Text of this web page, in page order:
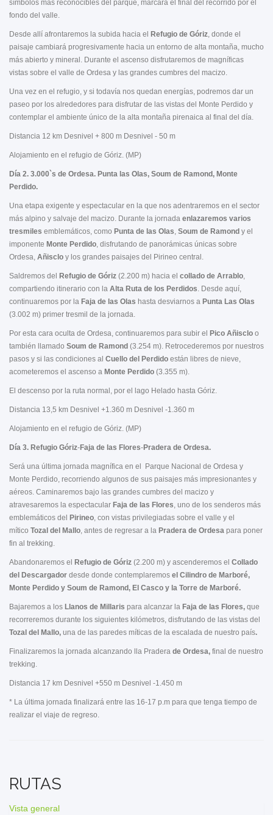
símbolos más reconocibles del parque, marcará el final del recorrido por el
fondo del valle.
Desde allí afrontaremos la subida hacia el Refugio de Góriz, donde el
paisaje cambiará progresivamente hacia un entorno de alta montaña, mucho
más abierto y mineral. Durante el ascenso disfrutaremos de magníficas
vistas sobre el valle de Ordesa y las grandes cumbres del macizo.
Una vez en el refugio, y si todavía nos quedan energías, podremos dar un
paseo por los alrededores para disfrutar de las vistas del Monte Perdido y
contemplar el ambiente único de la alta montaña pirenaica al final del día.
Distancia 12 km Desnivel + 800 m Desnivel - 50 m
Alojamiento en el refugio de Góriz. (MP)
Día 2. 3.000`s de Ordesa. Punta las Olas, Soum de Ramond, Monte
Perdido.
Una etapa exigente y espectacular en la que nos adentraremos en el sector
más alpino y salvaje del macizo. Durante la jornada enlazaremos varios
tresmiles emblemáticos, como Punta de las Olas, Soum de Ramond y el
imponente Monte Perdido, disfrutando de panorámicas únicas sobre
Ordesa, Añisclo y los grandes paisajes del Pirineo central.
Saldremos del Refugio de Góriz (2.200 m) hacia el collado de Arrablo,
compartiendo itinerario con la Alta Ruta de los Perdidos. Desde aquí,
continuaremos por la Faja de las Olas hasta desviarnos a Punta Las Olas
(3.002 m) primer tresmil de la jornada.
Por esta cara oculta de Ordesa, continuaremos para subir el Pico Añisclo o
también llamado Soum de Ramond (3.254 m). Retrocederemos por nuestros
pasos y si las condiciones al Cuello del Perdido están libres de nieve,
acometeremos el ascenso a Monte Perdido (3.355 m).
El descenso por la ruta normal, por el lago Helado hasta Góriz.
Distancia 13,5 km Desnivel +1.360 m Desnivel -1.360 m
Alojamiento en el refugio de Góriz. (MP)
Día 3. Refugio Góriz-Faja de las Flores-Pradera de Ordesa.
Será una última jornada magnífica en el Parque Nacional de Ordesa y
Monte Perdido, recorriendo algunos de sus paisajes más impresionantes y
aéreos. Caminaremos bajo las grandes cumbres del macizo y
atravesaremos la espectacular Faja de las Flores, uno de los senderos más
emblemáticos del
Pirineo, con vistas privilegiadas sobre el valle y el
mítico Tozal del Mallo, antes de regresar a la Pradera de Ordesa para poner
fin al trekking.
Abandonaremos el Refugio de Góriz (2.200 m) y ascenderemos el Collado
del Descargador desde donde contemplaremos el Cilindro de Marboré,
Monte Perdido y Soum de Ramond, El Casco y la Torre de Marboré.
Bajaremos a los Llanos de Millaris para alcanzar la Faja de las Flores, que
recorreremos durante los siguientes kilómetros, disfrutando de las vistas del
Tozal del Mallo, una de las paredes míticas de la escalada de nuestro país.
Finalizaremos la jornada alcanzando lla Pradera de Ordesa, final de nuestro
trekking.
Distancia 17 km Desnivel +550 m Desnivel -1.450 m
* La última jornada finalizará entre las 16-17 p.m para que tenga tiempo de
realizar el viaje de regreso.
RUTAS
Vista general